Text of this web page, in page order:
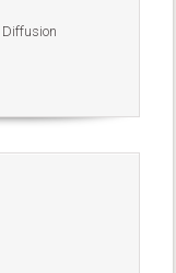
Diffusion